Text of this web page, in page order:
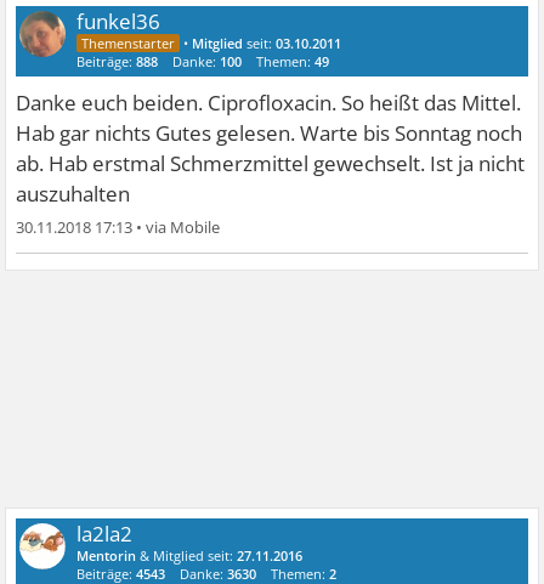
funkel36
• Mitglied seit:03.10.2011
Beiträge:888 Danke: 100 Themen:49
Danke euch beiden. Ciprofloxacin. So heißt das Mittel.
Hab gar nichts Gutes gelesen. Warte bis Sonntag noch
ab. Hab erstmal Schmerzmittel gewechselt. Ist ja nicht
auszuhalten
30.11.2018 17:13 •
la2la2
Mentorin & Mitglied seit:27.11.2016
Beiträge:4543 Danke:3630 Themen:2